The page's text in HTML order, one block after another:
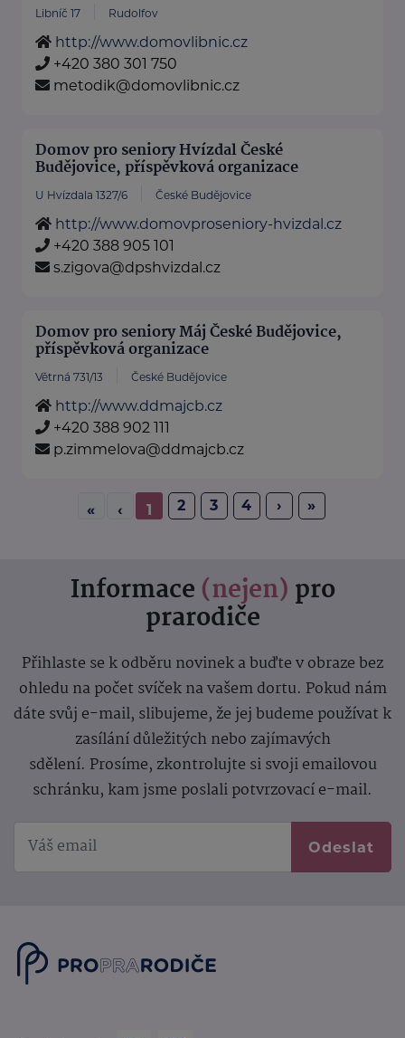
Libníč 17 Rudolfov
http://www.domovlibnic.cz
+420 380 301 750
metodik@domovlibnic.cz
Domov pro seniory Hvízdal České
Budějovice, příspěvková organizace
U Hvízdala 1327/6 České Budějovice
http://www.domovproseniory-hvizdal.cz
+420 388 905 101
s.zigova@dpshvizdal.cz
Domov pro seniory Máj České Budějovice,
příspěvková organizace
Větrná 731/13 České Budějovice
http://www.ddmajcb.cz
+420 388 902 111
p.zimmelova@ddmajcb.cz
« ‹ 1 2 3 4 › »
Informace (nejen) pro
prarodiče
Přihlaste se k odběru novinek a buďte v obraze bez
ohledu na počet svíček na vašem dortu. Pokud nám
dáte svůj e-mail, slibujeme, že jej budeme používat k
zasílání důležitých nebo zajímavých
sdělení. Prosíme, zkontrolujte si svoji emailovou
schránku, kam jsme poslali potvrzovací e-mail.
Odeslat